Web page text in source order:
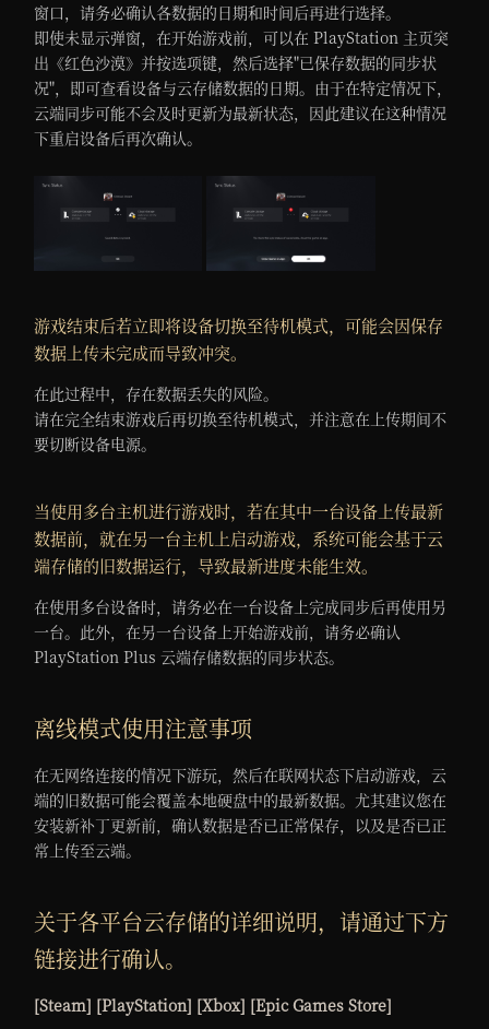
窗口，请务必确认各数据的日期和时间后再进行选择。
即使未显示弹窗，在开始游戏前，可以在 PlayStation 主页突
出《红色沙漠》并按选项键，然后选择"已保存数据的同步状
况"，即可查看设备与云存储数据的日期。由于在特定情况下，
云端同步可能不会及时更新为最新状态，因此建议在这种情况
下重启设备后再次确认。
游戏结束后若立即将设备切换至待机模式，可能会因保存
数据上传未完成而导致冲突。
在此过程中，存在数据丢失的风险。
请在完全结束游戏后再切换至待机模式，并注意在上传期间不
要切断设备电源。
当使用多台主机进行游戏时，若在其中一台设备上传最新
数据前，就在另一台主机上启动游戏，系统可能会基于云
端存储的旧数据运行，导致最新进度未能生效。
在使用多台设备时，请务必在一台设备上完成同步后再使用另
一台。此外，在另一台设备上开始游戏前，请务必确认
PlayStation Plus 云端存储数据的同步状态。
离线模式使用注意事项
在无网络连接的情况下游玩，然后在联网状态下启动游戏，云
端的旧数据可能会覆盖本地硬盘中的最新数据。尤其建议您在
安装新补丁更新前，确认数据是否已正常保存，以及是否已正
常上传至云端。
关于各平台云存储的详细说明，请通过下方
链接进行确认。
[Steam] [PlayStation] [Xbox] [Epic Games Store]